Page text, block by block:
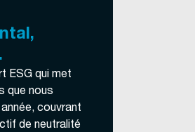
ESG qui met
que nous
couvrant
de neutralité